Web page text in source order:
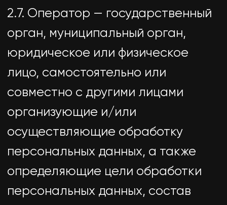
распространения).
посетитель веб-сайта
https://utdgroup.ru.
2.11. Предоставление
направленные на раскрытие
персональных данных
определенному кругу лиц.
2.12. Распространение
персональных данных — любые
раскрытие персональных данных